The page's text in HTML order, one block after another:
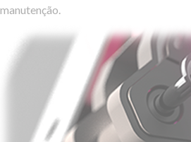
manutenção.